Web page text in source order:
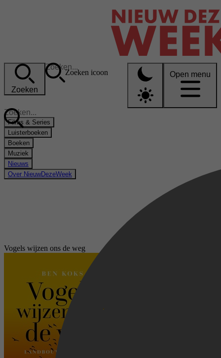
Zoeken
Zoeken icoon Open menu
Films & Series
Luisterboeken
Boeken
Muziek
Nieuws
Over NieuwDezeWeek
Vogels wijzen ons de weg